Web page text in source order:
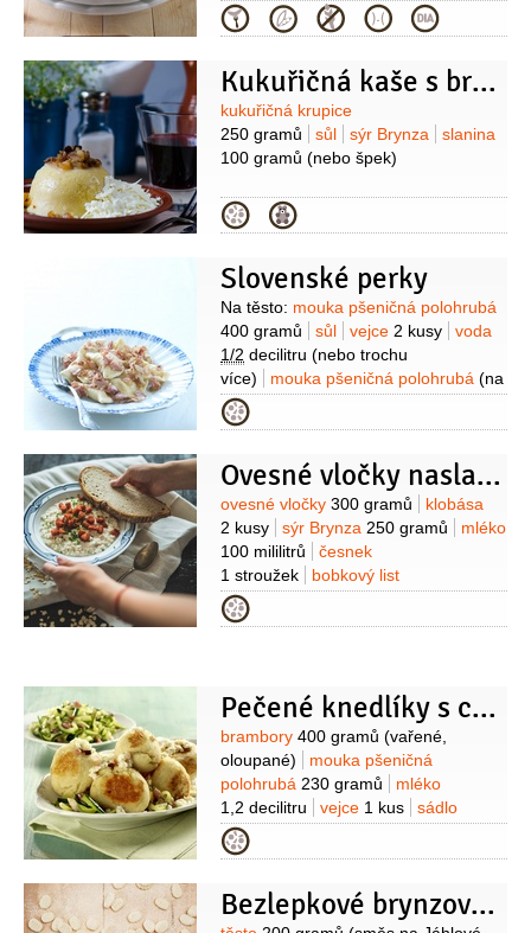
Kategorie
Kukuřičná kaše s bryndzou a slaninou
Suroviny
kukuřičná krupice
250 gramů
sůl sýr Brynza
slanina
100 gramů (nebo špek)
Kategorie
Slovenské perky
Suroviny
Na těsto: mouka pšeničná polohrubá
400 gramů
sůl vejce 2 kusy
voda
1/2 decilitru (nebo trochu
více)
mouka pšeničná polohrubá (na
vál)
Brynza150 gramů
Na doplnění:
na oleji dozlatova, nebo 200 g
nadrobno nakrájené slaniny opečené
na pánvi dozlatova)
Kategorie
Ovesné vločky naslano
Suroviny
ovesné vločky 300 gramů
klobása
2 kusy
sýr Brynza 250 gramů
mléko
100 mililitrů
česnek
1 stroužek
bobkový list
1 kus
Kategorie
Pečené knedlíky s cuketou a brynzou
Suroviny
brambory 400 gramů (vařené,
oloupané)
mouka pšeničná
polohrubá 230 gramů
mléko
1,2 decilitru
vejce 1 kus
sádlo
50 gramů
30 gramů
cukr1 špetka sůl Na
500 gramů
slanina anglická
100 gramů
pepř černý(mletý) sůl
Kategorie
Bezlepkové brynzové halušky